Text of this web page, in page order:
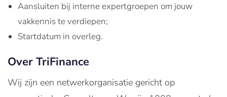
Aansluiten bij interne expertgroepen om jouw
vakkennis te verdiepen;
Startdatum in overleg.
Over TriFinance
Wij zijn een netwerkorganisatie gericht op